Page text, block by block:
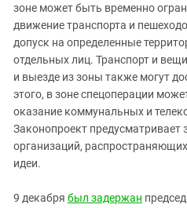
зоне может быть временно
движение транспорта и
допуск на определенные
отдельных лиц. Транспорт и
и выезде из зоны также могут
этого, в зоне спецоперации
оказание коммунальных и
Законопроект предусматривает
организаций,
идеи.
9 декабря был задержан